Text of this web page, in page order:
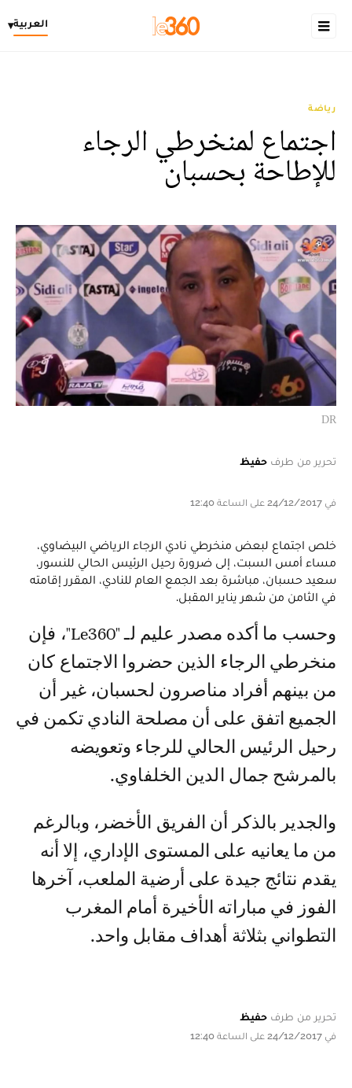
العربية▾
رياضة
اجتماع لمنخرطي الرجاء
للإطاحة بحسبان
DR
تحرير من طرف حفيظ
في 24/12/2017 على الساعة 12:40
خلص اجتماع لبعض منخرطي نادي الرجاء الرياضي البيضاوي،
مساء أمس السبت، إلى ضرورة رحيل الرئيس الحالي للنسور،
سعيد حسبان، مباشرة بعد الجمع العام للنادي، المقرر إقامته
في الثامن من شهر يناير المقبل.
وحسب ما أكده مصدر عليم لـ "Le360"، فإن
منخرطي الرجاء الذين حضروا الاجتماع كان
من بينهم أفراد مناصرون لحسبان، غير أن
الجميع اتفق على أن مصلحة النادي تكمن في
رحيل الرئيس الحالي للرجاء وتعويضه
بالمرشح جمال الدين الخلفاوي.
والجدير بالذكر أن الفريق الأخضر، وبالرغم
من ما يعانيه على المستوى الإداري، إلا أنه
يقدم نتائج جيدة على أرضية الملعب، آخرها
الفوز في مباراته الأخيرة أمام المغرب
التطواني بثلاثة أهداف مقابل واحد.
تحرير من طرف حفيظ
في 24/12/2017 على الساعة 12:40